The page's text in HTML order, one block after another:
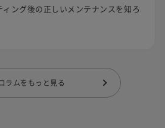
ィング後の正しいメンテナンスを知ろ
コラムをもっと見る